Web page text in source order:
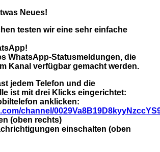
Neues!
testen wir eine sehr einfache
WhatsApp-Statusmeldungen, die
Kanal verfügbar gemacht werden.
jedem Telefon und die
ist mit drei Klicks eingerichtet:
anklicken:
channel/
(oben rechts)
einschalten (oben